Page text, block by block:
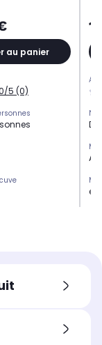
au panier
5 (0)
/ plaques
A
en